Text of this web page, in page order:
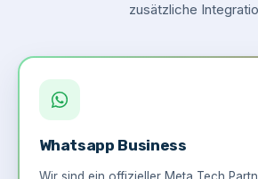
zusätzliche
Whatsapp Business
Wir sind ein offizieller Meta Tech